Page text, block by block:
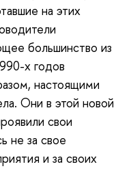
на этих
большинство из
х годов
настоящими
Они в этой новой
свои
не за свое
и за своих